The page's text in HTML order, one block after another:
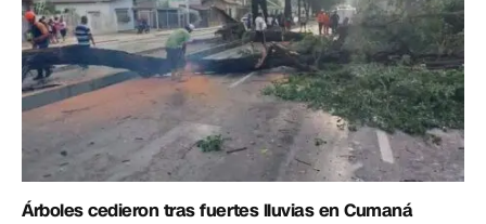
Árboles cedieron tras fuertes lluvias en Cumaná